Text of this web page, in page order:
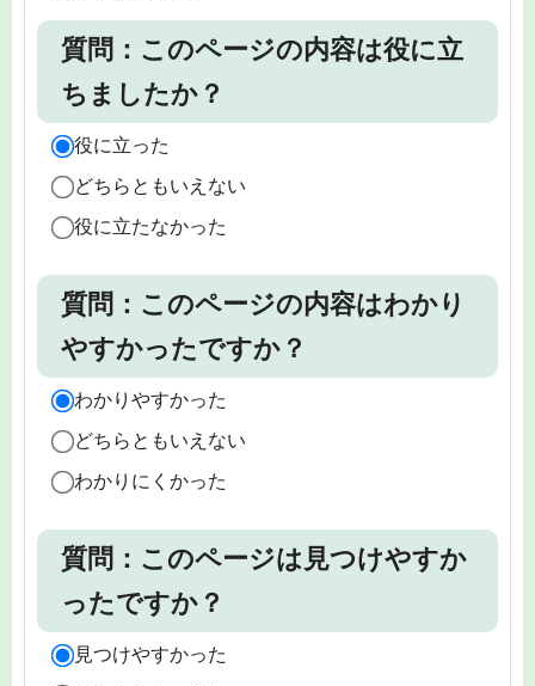
質問：このページの内容は役に立
ちましたか？
役に立った
どちらともいえない
役に立たなかった
質問：このページの内容はわかり
やすかったですか？
わかりやすかった
どちらともいえない
わかりにくかった
質問：このページは見つけやすか
ったですか？
見つけやすかった